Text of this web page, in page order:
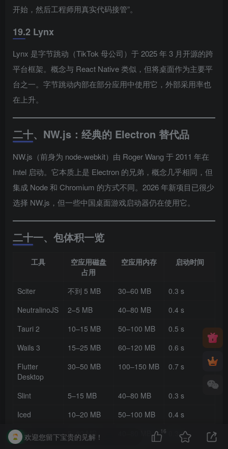
开始，然后工程师用真实代码接管”。
19.2 Lynx
Lynx 是字节跳动（TikTok 母公司）于 2025 年 3 月开源的跨
平台框架。概念与 React Native 类似，但将桌面作为主要平
台之一。字节跳动内部在部分应用中使用它，外部采用率也
在上升。
二十、NW.js：经典的 Electron 替代品
NW.js（前身为 node-webkit）由 Roger Wang 于 2011 年在
Intel 启动。它本质上是 Electron 的兄弟，概念几乎相同，但
集成 Node 和 Chromium 的方式不同。2026 年新项目已很少
选择 NW.js，但一些中国桌面游戏启动器仍在使用它。
二十一、包体积一览
工具
空应用磁盘
占用
空应用内存 启动时间
Sciter 不到 5 MB 30–60 MB
0.3 s
NeutralinoJS
2–5 MB 40–80 MB
0.4 s
Tauri 2
10–15 MB 50–100 MB
0.5 s
Wails 3
15–25 MB 60–120 MB
0.6 s
Flutter
Desktop
30–50 MB 100–150 MB 0.7 s
Slint 5–15 MB 40–80 MB
0.3 s
Iced
10–20 MB 50–100 MB
0.4 s
egui
5–10 MB
0.3 s
欢迎您留下宝贵的见解！
16